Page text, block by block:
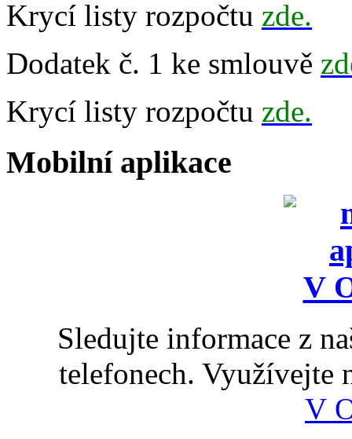
Krycí listy rozpočtu zde.
Dodatek č. 1 ke smlouvě
Krycí listy rozpočtu zde.
Mobilní aplikace
Sledujte informace z
telefonech. Využívejte
V